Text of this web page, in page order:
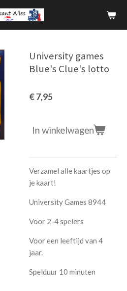
University games
Blue's Clue's lotto
€ 7,95
In winkelwagen
Verzamel alle kaartjes op
je kaart!
University Games 8944
Voor 2-4 spelers
Voor een leeftijd van 4
jaar.
Spelduur 10 minuten